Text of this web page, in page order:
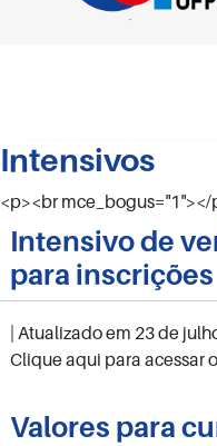
Intensivos
<p><br mce_bogus="1"></
Intensivo de
para inscrições
| Atualizado em 23 de
Clique aqui para acessar
Valores para